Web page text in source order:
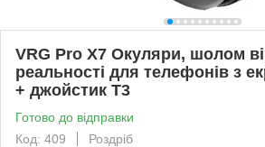
VRG Pro X7 Окуляри, шолом
реальності для телефонів з
+ джойстик T3
Готово до відправки
Код: 409
Роздріб